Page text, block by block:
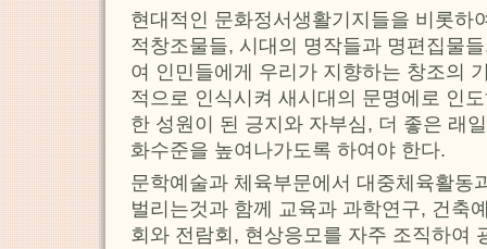
현대적인 문화정서생활기지들을 비롯하
적창조물들, 시대의 명작들과 명편집물
여 인민들에게 우리가 지향하는 창조의
적으로 인식시켜 새시대의 문명에로 인
한 성원이 된 긍지와 자부심, 더 좋은 래
화수준을 높여나가도록 하여야 한다.
문학예술과 체육부문에서 대중체육활동
벌리는것과 함께 교육과 과학연구, 건축
회와 전람회, 현상응모를 자주 조직하여